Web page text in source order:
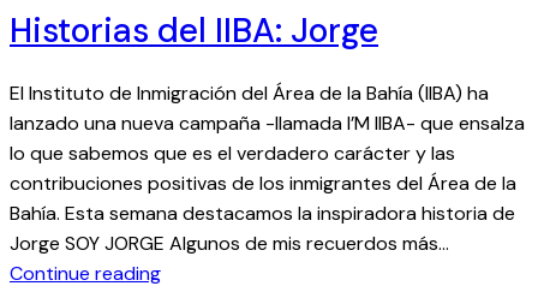
I
A
:
S
H
E
L
s
o
r
i
a
s
d
e
Historias del IIBA: Jorge
El Instituto de Inmigración del Área de la Bahía (IIBA) ha
lanzado una nueva campaña -llamada I’M IIBA- que ensalza
lo que sabemos que es el verdadero carácter y las
contribuciones positivas de los inmigrantes del Área de la
Bahía. Esta semana destacamos la inspiradora historia de
Jorge SOY JORGE Algunos de mis recuerdos más…
Continue reading: